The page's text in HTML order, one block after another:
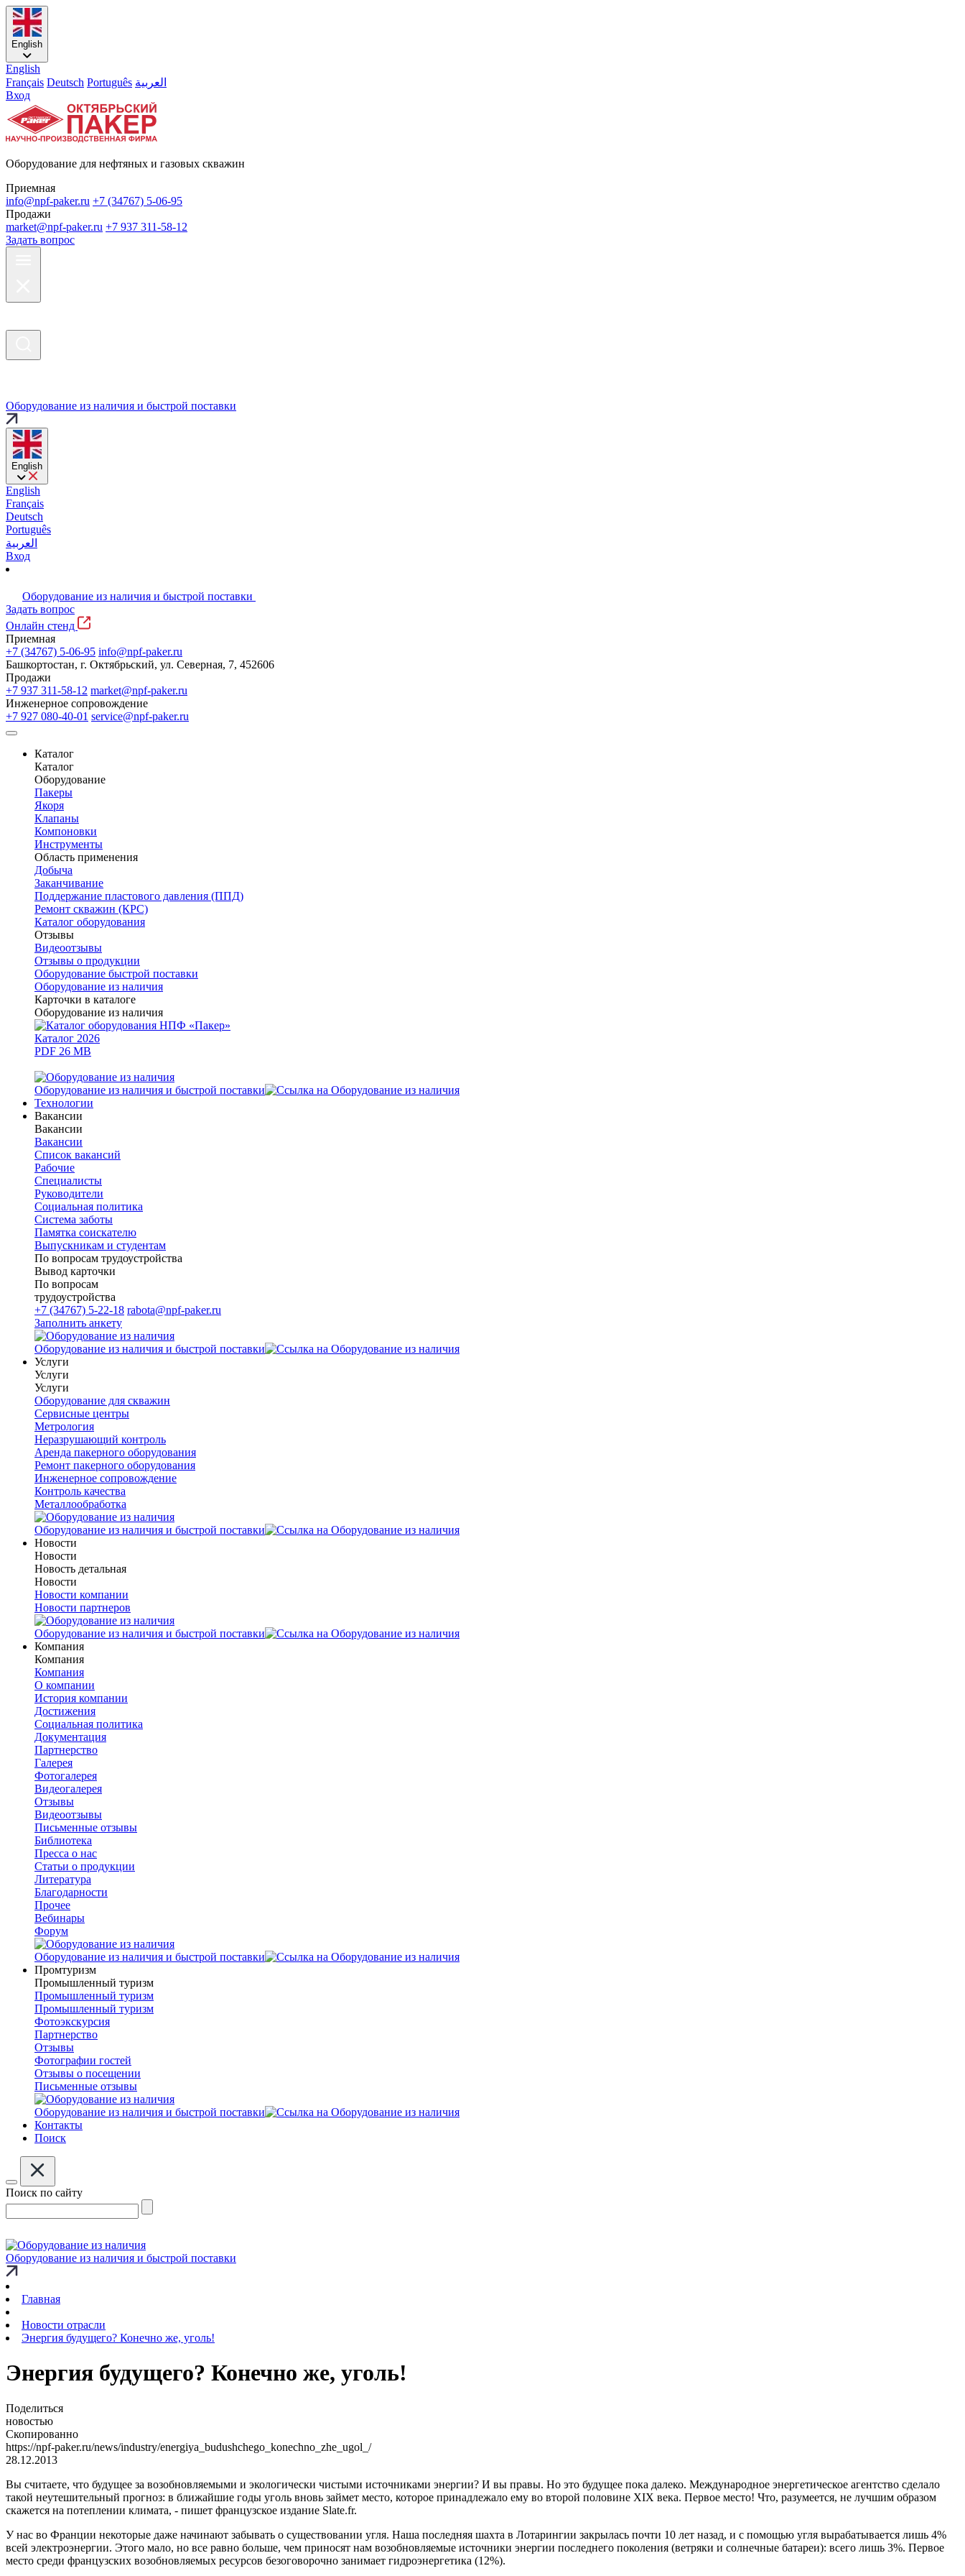
English
English
Français Deutsch Português العربية
Вход
Оборудование для нефтяных и газовых скважин
Приемная
info@npf-paker.ru +7 (34767) 5-06-95
Продажи
market@npf-paker.ru +7 937 311-58-12
Задать вопрос
Оборудование из наличия и быстрой поставки
English
English
Français
Deutsch
Português
العربية
Вход
Оборудование из наличия и быстрой поставки
Задать вопрос
Онлайн стенд
Приемная
+7 (34767) 5-06-95 info@npf-paker.ru
Башкортостан, г. Октябрьский, ул. Северная, 7, 452606
Продажи
+7 937 311-58-12 market@npf-paker.ru
Инженерное сопровождение
+7 927 080-40-01 service@npf-paker.ru
Каталог
Каталог
Оборудование
Пакеры
Якоря
Клапаны
Компоновки
Инструменты
Область применения
Добыча
Заканчивание
Поддержание пластового давления (ППД)
Ремонт скважин (КРС)
Каталог оборудования
Отзывы
Видеоотзывы
Отзывы о продукции
Оборудование быстрой поставки
Оборудование из наличия
Карточки в каталоге
Оборудование из наличия
Каталог 2026
PDF 26 MB
Оборудование из наличия и быстрой поставки
Технологии
Вакансии
Вакансии
Вакансии
Список вакансий
Рабочие
Специалисты
Руководители
Cоциальная политика
Система заботы
Памятка соискателю
Выпускникам и студентам
По вопросам трудоустройства
Вывод карточки
По вопросам
трудоустройства
+7 (34767) 5-22-18 rabota@npf-paker.ru
Заполнить анкету
Оборудование из наличия и быстрой поставки
Услуги
Услуги
Услуги
Оборудование для скважин
Сервисные центры
Метрология
Неразрушающий контроль
Аренда пакерного оборудования
Ремонт пакерного оборудования
Инженерное сопровождение
Контроль качества
Металлообработка
Оборудование из наличия и быстрой поставки
Новости
Новости
Новость детальная
Новости
Новости компании
Новости партнеров
Оборудование из наличия и быстрой поставки
Компания
Компания
Компания
О компании
История компании
Достижения
Социальная политика
Документация
Партнерство
Галерея
Фотогалерея
Видеогалерея
Отзывы
Видеоотзывы
Письменные отзывы
Библиотека
Пресса о нас
Статьи о продукции
Литература
Благодарности
Прочее
Вебинары
Форум
Оборудование из наличия и быстрой поставки
Промтуризм
Промышленный туризм
Промышленный туризм
Промышленный туризм
Фотоэкскурсия
Партнерство
Отзывы
Фотографии гостей
Отзывы о посещении
Письменные отзывы
Оборудование из наличия и быстрой поставки
Контакты
Поиск
Поиск по сайту
Оборудование из наличия и быстрой поставки
Главная
Новости отрасли
Энергия будущего? Конечно же, уголь!
Энергия будущего? Конечно же, уголь!
Поделиться
новостью
Скопированно
https://npf-paker.ru/news/industry/energiya_budushchego_konechno_zhe_ugol_/
28.12.2013
Вы считаете, что будущее за возобновляемыми и экологически чистыми источниками энергии? И вы правы. Но это будущее пока далеко. Международное энергетическое агентство сделало
такой неутешительный прогноз: в ближайшие годы уголь вновь займет место, которое принадлежало ему во второй половине XIX века. Первое место! Что, разумеется, не лучшим образом
скажется на потеплении климата, - пишет французское издание Slate.fr.
У нас во Франции некоторые даже начинают забывать о существовании угля. Наша последняя шахта в Лотарингии закрылась почти 10 лет назад, и с помощью угля вырабатывается лишь 4%
всей электроэнергии. Этого мало, но все равно больше, чем приносят нам возобновляемые источники энергии последнего поколения (ветряки и солнечные батареи): всего лишь 3%. Первое
место среди французских возобновляемых ресурсов безоговорочно занимает гидроэнергетика (12%).